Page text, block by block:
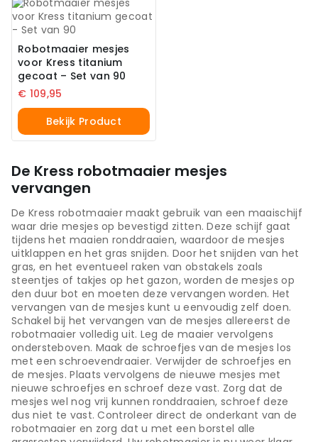
Robotmaaier mesjes
voor Kress titanium
gecoat – Set van 90
€ 109,95
Bekijk Product
De Kress robotmaaier mesjes
vervangen
De Kress robotmaaier maakt gebruik van een maaischijf
waar drie mesjes op bevestigd zitten. Deze schijf gaat
tijdens het maaien ronddraaien, waardoor de mesjes
uitklappen en het gras snijden. Door het snijden van het
gras, en het eventueel raken van obstakels zoals
steentjes of takjes op het gazon, worden de mesjes op
den duur bot en moeten deze vervangen worden. Het
vervangen van de mesjes kunt u eenvoudig zelf doen.
Schakel bij het vervangen van de mesjes allereerst de
robotmaaier volledig uit. Leg de maaier vervolgens
ondersteboven. Maak de schroefjes van de mesjes los
met een schroevendraaier. Verwijder de schroefjes en
de mesjes. Plaats vervolgens de nieuwe mesjes met
nieuwe schroefjes en schroef deze vast. Zorg dat de
mesjes wel nog vrij kunnen ronddraaien, schroef deze
dus niet te vast. Controleer direct de onderkant van de
robotmaaier en zorg dat u met een borstel alle